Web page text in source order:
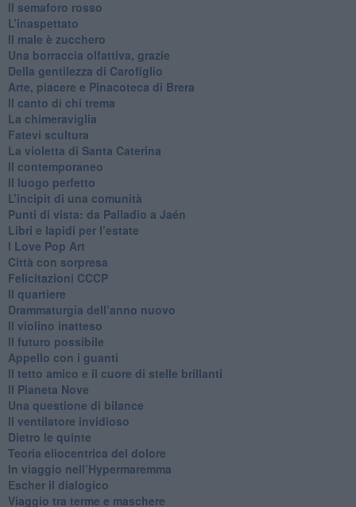
​Il semaforo rosso
​L’inaspettato
​Il male è zucchero
​Una borraccia olfattiva, grazie
​Della gentilezza di Carofiglio
Arte, piacere e Pinacoteca di Brera
​Il canto di chi trema
La chimeraviglia
​Fatevi scultura
​La violetta di Santa Caterina
​Il contemporaneo
​Il luogo perfetto
​L’incipit di una comunità
Punti di vista: da Palladio a Jaén
​Libri e lapidi per l’estate
​I Love Pop Art
Città con sorpresa
Felicitazioni CCCP
​Il quartiere
​Drammaturgia dell’anno nuovo
​Il violino inatteso
​Il futuro possibile
​Appello con i guanti
​Il tetto amico e il cuore di stelle brillanti
​Il Pianeta Nove
​Una questione di bilance
​Il ventilatore invidioso
​Dietro le quinte
​Teoria eliocentrica del dolore
In viaggio nell’Hypermaremma
​Escher il dialogico
​Viaggio tra terme e maschere